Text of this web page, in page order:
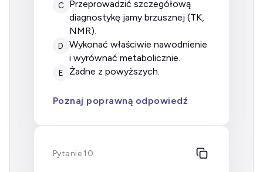
C
przeprowadzić szczegółową
diagnostykę jamy brzusznej (TK,
NMR).
D
wykonać właściwie nawodnienie
i wyrównać metabolicznie.
E żadne z powyższych.
Poznaj poprawną odpowiedź
Pytanie 10